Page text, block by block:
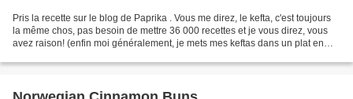
Pris la recette sur le blog de Paprika . Vous me direz, le kefta, c'est toujours
la même chos, pas besoin de mettre 36 000 recettes et je vous direz, vous
avez raison! (enfin moi généralement, je mets mes keftas dans un plat en